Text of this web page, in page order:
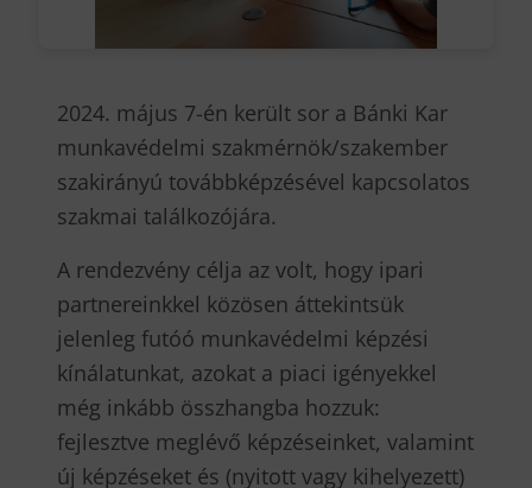
2024. május 7-én került sor a Bánki Kar
munkavédelmi szakmérnök/szakember
szakirányú továbbképzésével kapcsolatos
szakmai találkozójára.
A rendezvény célja az volt, hogy ipari
partnereinkkel közösen áttekintsük
jelenleg futóó munkavédelmi képzési
kínálatunkat, azokat a piaci igényekkel
még inkább összhangba hozzuk:
fejlesztve meglévő képzéseinket, valamint
új képzéseket és (nyitott vagy kihelyezett)